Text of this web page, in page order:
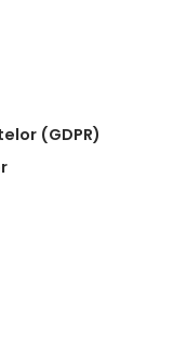
(GDPR)